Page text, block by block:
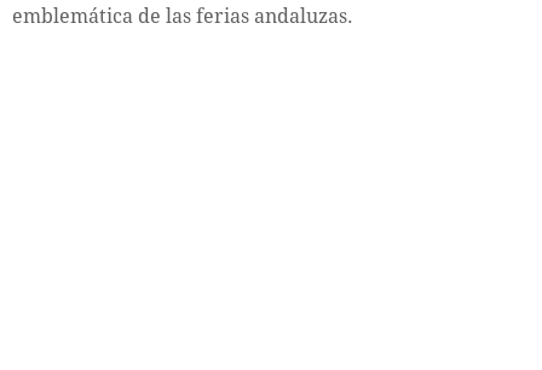
emblemática de las ferias andaluzas.